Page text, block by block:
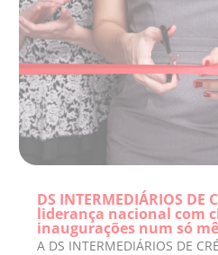
DS INTERMEDIÁRIOS DE
liderança nacional com
inaugurações num só
A DS INTERMEDIÁRIOS DE